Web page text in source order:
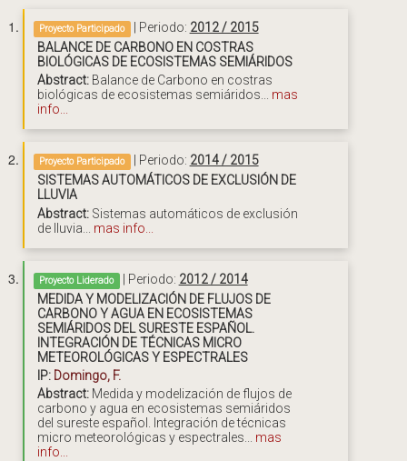
Proyecto Participado | Periodo: 2012 / 2015
BALANCE DE CARBONO EN COSTRAS
BIOLÓGICAS DE ECOSISTEMAS SEMIÁRIDOS
Abstract: Balance de Carbono en costras
biológicas de ecosistemas semiáridos... mas
info...
Proyecto Participado | Periodo: 2014 / 2015
SISTEMAS AUTOMÁTICOS DE EXCLUSIÓN DE
LLUVIA
Abstract: Sistemas automáticos de exclusión
de lluvia... mas info...
Proyecto Liderado | Periodo: 2012 / 2014
MEDIDA Y MODELIZACIÓN DE FLUJOS DE
CARBONO Y AGUA EN ECOSISTEMAS
SEMIÁRIDOS DEL SURESTE ESPAÑOL.
INTEGRACIÓN DE TÉCNICAS MICRO
METEOROLÓGICAS Y ESPECTRALES
IP: Domingo, F.
Abstract: Medida y modelización de flujos de
carbono y agua en ecosistemas semiáridos
del sureste español. Integración de técnicas
micro meteorológicas y espectrales... mas
info...